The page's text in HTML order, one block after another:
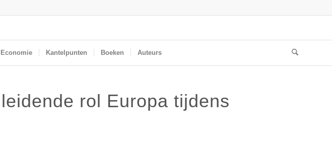
Economie Kantelpunten Boeken Auteurs
rol Europa tijdens